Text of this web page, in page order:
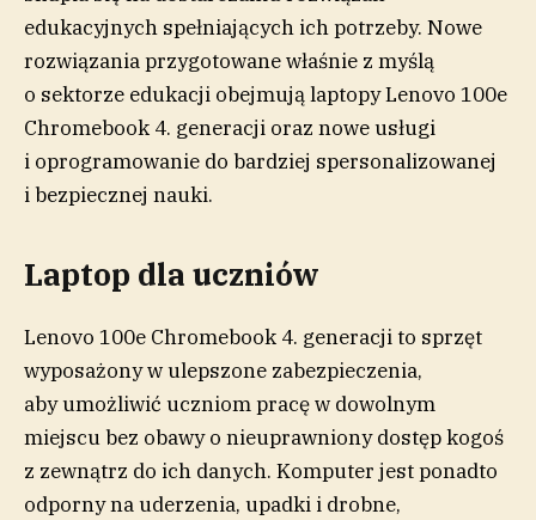
edukacyjnych spełniających ich potrzeby. Nowe
rozwiązania przygotowane właśnie z myślą
o sektorze edukacji obejmują laptopy Lenovo 100e
Chromebook 4. generacji oraz nowe usługi
i oprogramowanie do bardziej spersonalizowanej
i bezpiecznej nauki.
Laptop dla uczniów
Lenovo 100e Chromebook 4. generacji to sprzęt
wyposażony w ulepszone zabezpieczenia,
aby umożliwić uczniom pracę w dowolnym
miejscu bez obawy o nieuprawniony dostęp kogoś
z zewnątrz do ich danych. Komputer jest ponadto
odporny na uderzenia, upadki i drobne,